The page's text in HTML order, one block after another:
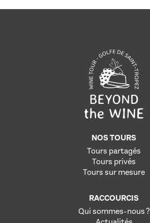
NOS TOURS
Tours partagés
Tours privés
Tours sur mesure
RACCOURCIS
Qui sommes-nous ?